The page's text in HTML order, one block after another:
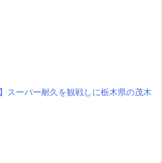
スーパー耐久を観戦しに栃木県の茂木